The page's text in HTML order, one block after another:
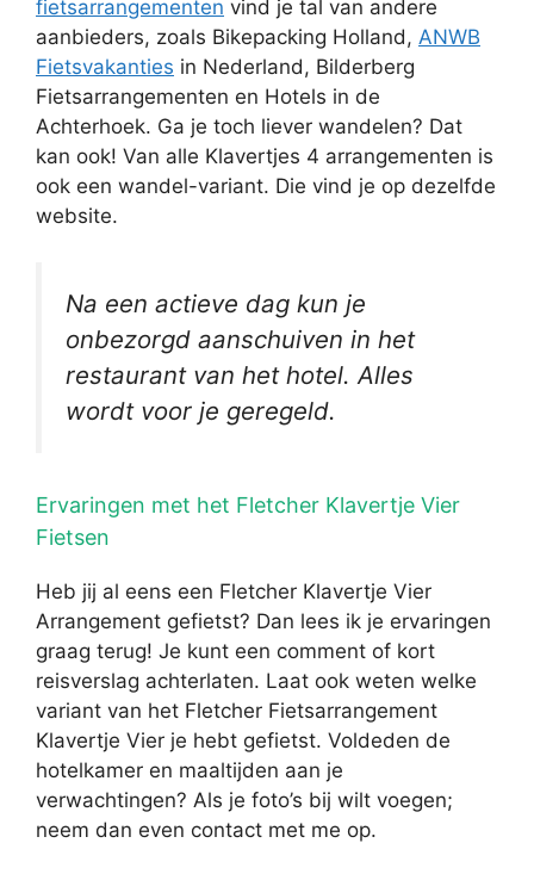
fietsarrangementen vind je tal van andere
aanbieders, zoals Bikepacking Holland, ANWB
Fietsvakanties in Nederland, Bilderberg
Fietsarrangementen en Hotels in de
Achterhoek. Ga je toch liever wandelen? Dat
kan ook! Van alle Klavertjes 4 arrangementen is
ook een wandel-variant. Die vind je op dezelfde
website.
Na een actieve dag kun je
onbezorgd aanschuiven in het
restaurant van het hotel. Alles
wordt voor je geregeld.
Ervaringen met het Fletcher Klavertje Vier
Fietsen
Heb jij al eens een Fletcher Klavertje Vier
Arrangement gefietst? Dan lees ik je ervaringen
graag terug! Je kunt een comment of kort
reisverslag achterlaten. Laat ook weten welke
variant van het Fletcher Fietsarrangement
Klavertje Vier je hebt gefietst. Voldeden de
hotelkamer en maaltijden aan je
verwachtingen? Als je foto’s bij wilt voegen;
neem dan even contact met me op.